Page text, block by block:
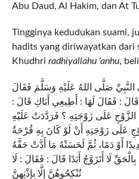
Abu Daud, Al Hakim, dan At
Tingginya kedudukan suami,
hadits yang diriwayatkan dari
Khudhri radhiyallahu ‘anhu,
قَالَ : فَقَالَ لَهَا : أَطِيعِي أَبَاكِ قَالَ :
الزَّوْجِ عَلَى زَوْجَتِهِ ؟ فَرَدَّدَتْ عَلَيْهِ
عَلَى زَوْجَتِهِ أَنْ لَوْ كَانَ بِهِ قُرْحَةٌ
أَوْ دَمًا، ثُمَّ لَحَسَتْهُ مَا أَدَّتْ حَقَّهُ
لَا أَتَزَوَّجُ أَبَدًا قَالَ : فَقَالَ : لَا
تُنْكِحُوهُنَّ إِلَّا بِإِذْنِهِنَّ